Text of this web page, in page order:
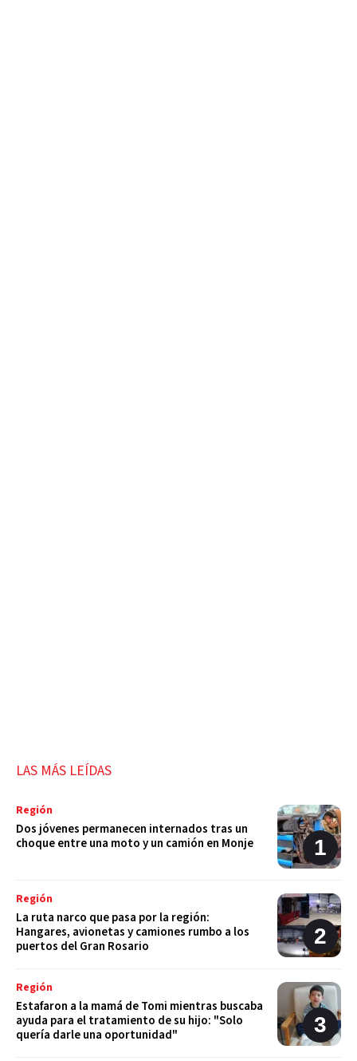
LAS MÁS LEÍDAS
Región
Dos jóvenes permanecen internados tras un
choque entre una moto y un camión en Monje
Región
La ruta narco que pasa por la región:
Hangares, avionetas y camiones rumbo a los
puertos del Gran Rosario
Región
Estafaron a la mamá de Tomi mientras buscaba
ayuda para el tratamiento de su hijo: "Solo
quería darle una oportunidad"